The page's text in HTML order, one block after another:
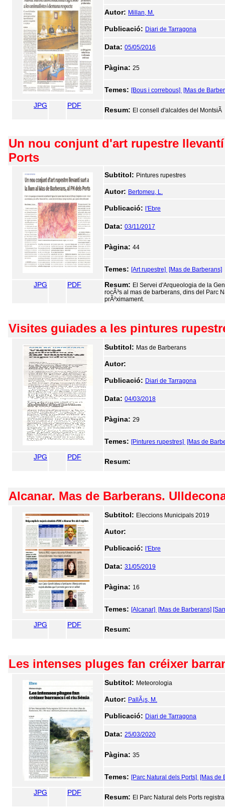
Autor: Millan, M.
Publicació: Diari de Tarragona
Data: 05/05/2016
Pàgina: 25
Temes: [Bous i correbous] [Mas de
JPG PDF
Resum: El consell d'alcaldes del
Un nou conjunt d'art rupestre
Ports
Subtitol: Pintures rupestres
Autor: Bertomeu, L.
Publicació: l'Ebre
Data: 03/11/2017
Pàgina: 44
Temes: [Art rupestre] [Mas de Barberans]
JPG PDF Resum: El Servei d'Arqueologia de la
rocÃ³s al mas de barberans, dins del Parc
prÃ²ximament.
Visites guiades a les pintures
Subtitol: Mas de Barberans
Autor:
Publicació: Diari de Tarragona
Data: 04/03/2018
Pàgina: 29
Temes: [Pintures rupestres] [Mas de
JPG PDF
Resum:
Alcanar. Mas de Barberans.
Subtitol: Eleccions Municipals 2019
Autor:
Publicació: l'Ebre
Data: 31/05/2019
Pàgina: 16
Temes: [Alcanar] [Mas de Barberans]
JPG PDF
Resum:
Les intenses pluges fan créixer
Subtitol: Meteorologia
Autor: PallÃ¡s, M.
Publicació: Diari de Tarragona
Data: 25/03/2020
Pàgina: 35
Temes: [Parc Natural dels Ports] [Mas de
JPG PDF
Resum: El Parc Natural dels Ports